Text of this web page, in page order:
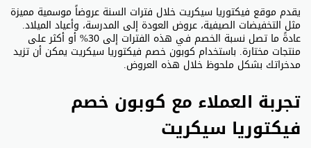
يقدم موقع فيكتوريا سيكريت خلال فترات السنة عروضاً موسمية مميزة
مثل التخفيضات الصيفية، عروض العودة إلى المدرسة، وأعياد الميلاد.
عادةً ما تصل نسبة الخصم في هذه الفترات إلى 30% أو أكثر على
منتجات مختارة. باستخدام كوبون خصم فيكتوريا سيكريت يمكن أن تزيد
مدخراتك بشكل ملحوظ خلال هذه العروض.
تجربة العملاء مع كوبون خصم
فيكتوريا سيكريت